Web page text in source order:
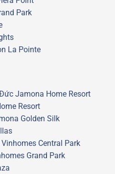
Park
La Pointe
Jamona Home Resort
Resort
Golden Silk
Vinhomes Central Park
Grand Park